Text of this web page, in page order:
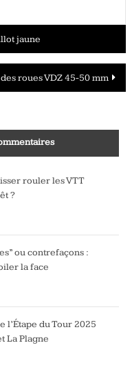
jaune
roues VDZ 45-50 mm
rouler les VTT
?
ou contrefaçons :
la face
l’Étape du Tour 2025
La Plagne